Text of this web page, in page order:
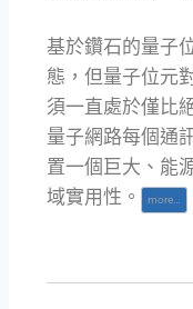
基於鑽石的量子
態，但量子位元
須一直處於僅比
量子網路每個通
置一個巨大、能
域實用性。
more…